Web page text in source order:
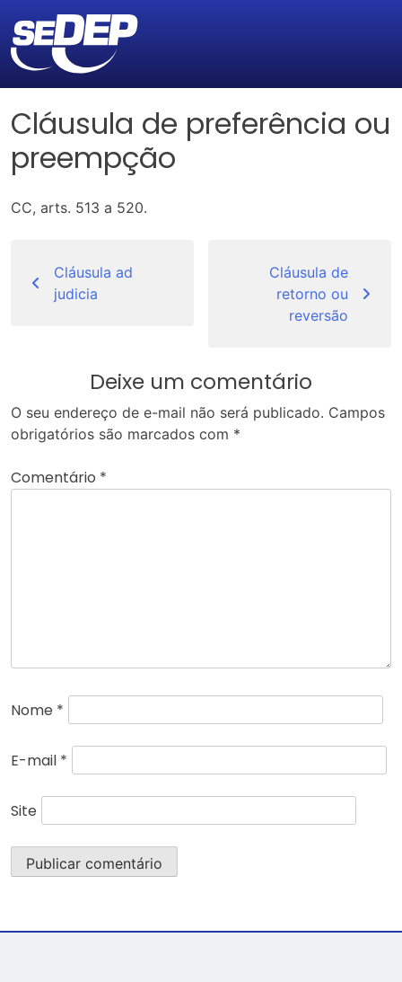
Cláusula de preferência ou
preempção
CC, arts. 513 a 520.
de
Post
Cláusula ad
judicia
Cláusula de
retorno ou
reversão
Deixe um comentário
O seu endereço de e-mail não será publicado. Campos
obrigatórios são marcados com *
Comentário *
Nome *
E-mail *
Site